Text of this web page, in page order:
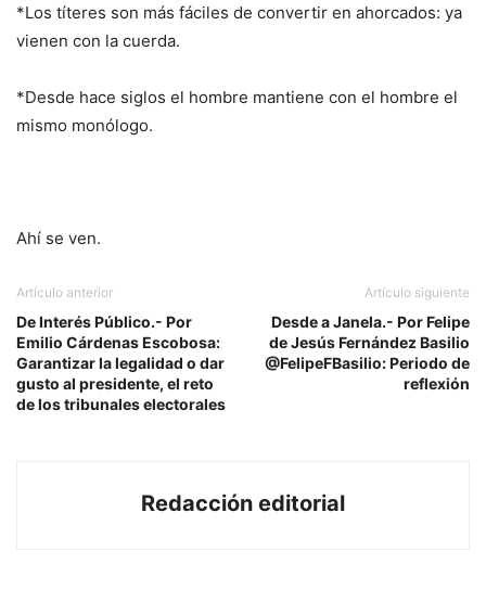
*Los títeres son más fáciles de convertir en ahorcados: ya
vienen con la cuerda.
*Desde hace siglos el hombre mantiene con el hombre el
mismo monólogo.
Ahí se ven.
Artículo anterior
De Interés Público.- Por
Emilio Cárdenas Escobosa:
Garantizar la legalidad o dar
gusto al presidente, el reto
de los tribunales electorales
Artículo siguiente
Desde a Janela.- Por Felipe
de Jesús Fernández Basilio
@FelipeFBasilio: Periodo de
reflexión
Redacción editorial